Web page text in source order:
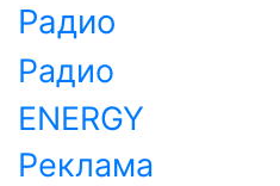
Радио
Радио
ENERGY
Реклама